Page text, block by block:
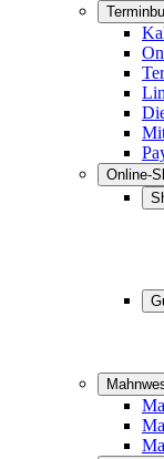
Online-